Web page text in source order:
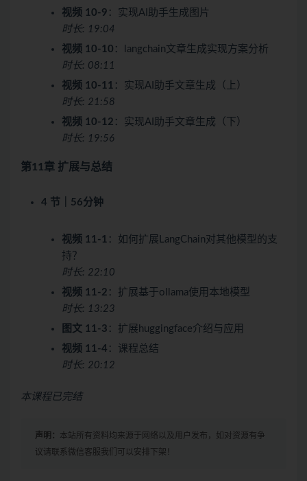
视频 10-9 ：实现AI助手生成图片
时长: 19:04
视频 10-10 ：langchain文章生成实现方案分析
时长: 08:11
视频 10-11 ：实现AI助手文章生成（上）
时长: 21:58
视频 10-12 ：实现AI助手文章生成（下）
时长: 19:56
第11章 扩展与总结
4 节｜56分钟
视频 11-1 ：如何扩展LangChain对其他模型的支
持？
时长: 22:10
视频 11-2 ：扩展基于ollama使用本地模型
时长: 13:23
图文 11-3 ：扩展huggingface介绍与应用
视频 11-4 ：课程总结
时长: 20:12
本课程已完结
声明： 本站所有资料均来源于网络以及用户发布，如对资源有争
议请联系微信客服我们可以安排下架！